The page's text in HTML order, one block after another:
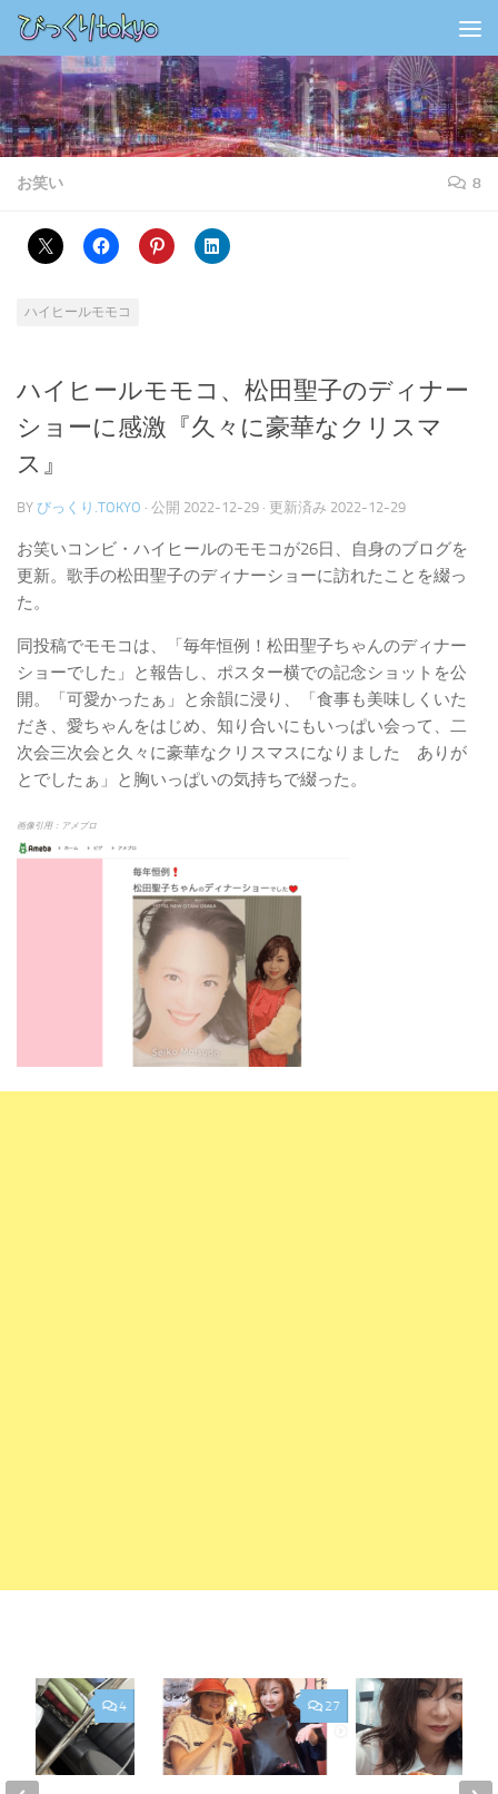
コンテンツの下
お笑い 8
ハイヒールモモコ
ハイヒールモモコ、松田聖子のディナー
ショーに感激『久々に豪華なクリスマ
ス』
BY びっくり.TOKYO · 公開 2022-12-29 · 更新済み 2022-12-29
お笑いコンビ・ハイヒールのモモコが26日、自身のブログを
更新。歌手の松田聖子のディナーショーに訪れたことを綴っ
た。
同投稿でモモコは、「毎年恒例！松田聖子ちゃんのディナー
ショーでした」と報告し、ポスター横での記念ショットを公
開。「可愛かったぁ」と余韻に浸り、「食事も美味しくいた
だき、愛ちゃんをはじめ、知り合いにもいっぱい会って、二
次会三次会と久々に豪華なクリスマスになりました ありが
とでしたぁ」と胸いっぱいの気持ちで綴った。
画像引用：アメブロ
27
4